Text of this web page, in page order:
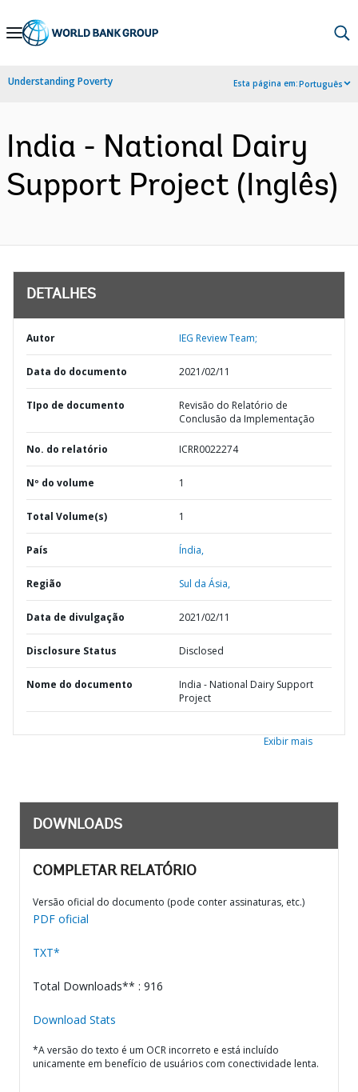
Skip
Navigation
Understanding Poverty Esta página em:Português
India - National Dairy
Support Project (Inglês)
DETALHES
Autor IEG Review Team;
Data do documento 2021/02/11
TIpo de documento
Revisão do Relatório de
Conclusão da Implementação
No. do relatório ICRR0022274
Nº do volume 1
Total Volume(s) 1
País Índia,
Região Sul da Ásia,
Data de divulgação 2021/02/11
Disclosure Status Disclosed
Nome do documento
India - National Dairy Support
Project
Exibir mais
DOWNLOADS
COMPLETAR RELATÓRIO
Versão oficial do documento (pode conter assinaturas, etc.)
PDF oficial
TXT*
Total Downloads** : 916
Download Stats
*A versão do texto é um OCR incorreto e está incluído
unicamente em benefício de usuários com conectividade lenta.